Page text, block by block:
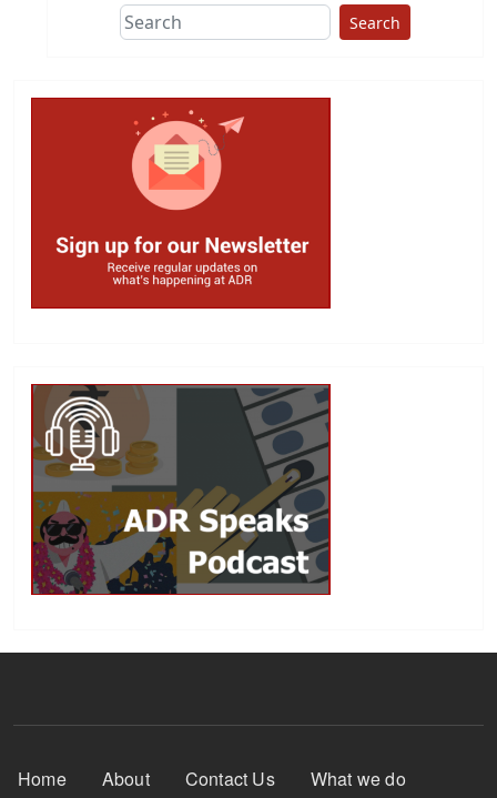
Search
Footer Menu
Home About Contact Us What we do